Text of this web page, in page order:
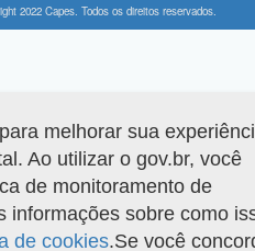
2022 Capes. Todos os direitos reservados.
melhorar sua
Ao utilizar o gov.br, você
de monitoramento de
informações sobre como
de cookies.Se você